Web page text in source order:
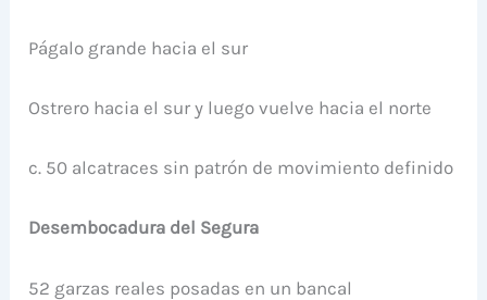
Págalo grande hacia el sur
Ostrero hacia el sur y luego vuelve hacia el norte
c. 50 alcatraces sin patrón de movimiento definido
Desembocadura del Segura
52 garzas reales posadas en un bancal